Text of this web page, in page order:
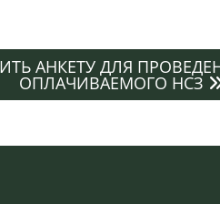
АНКЕТУ ДЛЯ
ОПЛАЧИВАЕМОГО НСЗ